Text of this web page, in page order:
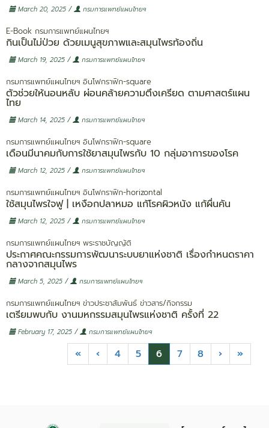
March 20, 2025 / กรมการแพทย์แผนไทยฯ
E-Book กรมการแพทย์แผนไทยฯ
กินเป็นไม่ป่วย ด้วยเมนูสุขภาพและสมุนไพรท้องถิ่น
March 19, 2025 / กรมการแพทย์แผนไทยฯ
กรมการแพทย์แผนไทยฯ อินโฟกราฟิก-square
ตัวช่วยให้นอนหลับ ผ่อนคล้ายความตึงเครียด ตามศาสตร์แผน
ไทย
March 14, 2025 / กรมการแพทย์แผนไทยฯ
กรมการแพทย์แผนไทยฯ อินโฟกราฟิก-square
เดือนมีนาคมกับการใช้ยาสมุนไพรกับ 10 กลุ่มอาการของโรค
March 12, 2025 / กรมการแพทย์แผนไทยฯ
กรมการแพทย์แผนไทยฯ อินโฟกราฟิก-horizontal
ใช้สมุนไพรใจฟู | เหงือกปลาหมอ แก้โรคผิวหนัง แก้ผื่นคัน
March 12, 2025 / กรมการแพทย์แผนไทยฯ
กรมการแพทย์แผนไทยฯ พระราชบัญญัติ
ประกาศคณะกรรมการพัฒนาระบบยาแห่งชาติ เรื่องกำหนดราคา
กลางจากสมุนไพร
March 5, 2025 / กรมการแพทย์แผนไทยฯ
กรมการแพทย์แผนไทยฯ ข่าวประชาสัมพันธ์ ข่าวสาร/กิจกรรม
เตรียมพบกับ งานมหกรรมสมุนไพรแห่งชาติ ครั้งที่ 22
February 17, 2025 / กรมการแพทย์แผนไทยฯ
« ‹ 4 5 6 7 8 › »